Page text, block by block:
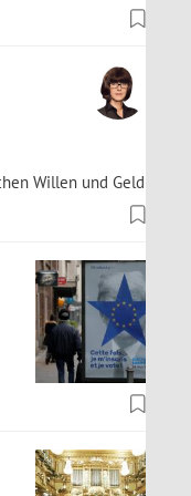
Willen und Geld